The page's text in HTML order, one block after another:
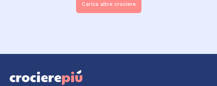
Carica altre crociere